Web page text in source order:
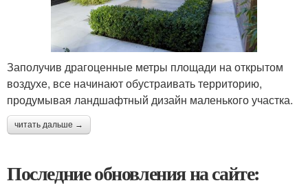
Заполучив драгоценные метры площади на открытом
воздухе, все начинают обустраивать территорию,
продумывая ландшафтный дизайн маленького участка.
читать дальше →
Последние обновления на сайте: